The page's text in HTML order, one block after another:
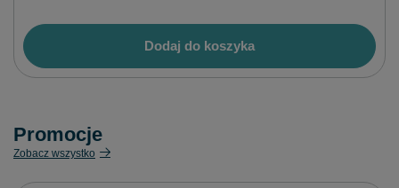
Dodaj do koszyka
Promocje
Zobacz wszystko